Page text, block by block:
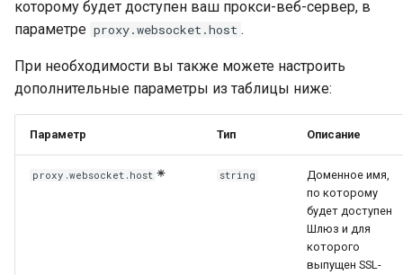
которому будет доступен ваш прокси-веб-сервер, в
параметре proxy.websocket.host .
При необходимости вы также можете настроить
дополнительные параметры из таблицы ниже:
Параметр Тип Описание
proxy.websocket.host string
Доменное имя,
по которому
будет доступен
Шлюз и для
которого
выпущен SSL-